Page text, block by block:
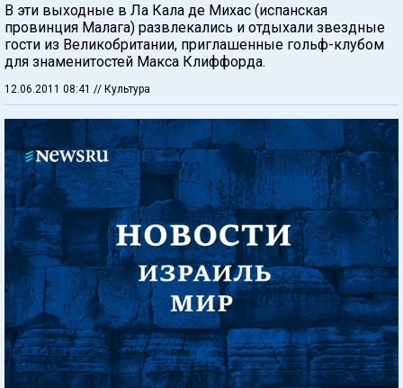
В эти выходные в Ла Кала де Михас (испанская
провинция Малага) развлекались и отдыхали звездные
гости из Великобритании, приглашенные гольф-клубом
для знаменитостей Макса Клиффорда.
12.06.2011 08:41 // Культура